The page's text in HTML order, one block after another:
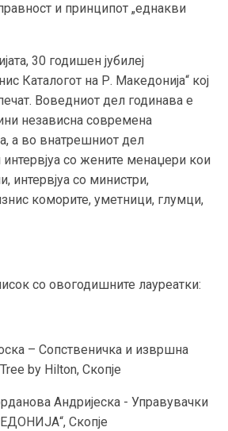
и принципот „еднакви
30 годишен јубилеј
Каталогот на Р. Македонија“ кој
Воведниот дел годинава е
независна современа
а во внатрешниот дел
интервјуа со жените менаџери кои
интервјуа со министри,
коморите, уметници, глумци,
со овогодишните лауреатки:
– Сопственичка и извршна
by Hilton, Скопје
Андријеска - Управувачки
Скопје